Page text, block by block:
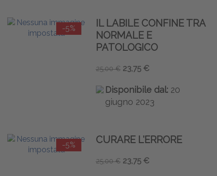
-5%
IL LABILE CONFINE TRA
NORMALE E
PATOLOGICO
25,00 € 23,75 €
Disponibile dal: 20
giugno 2023
-5% CURARE L’ERRORE
25,00 € 23,75 €